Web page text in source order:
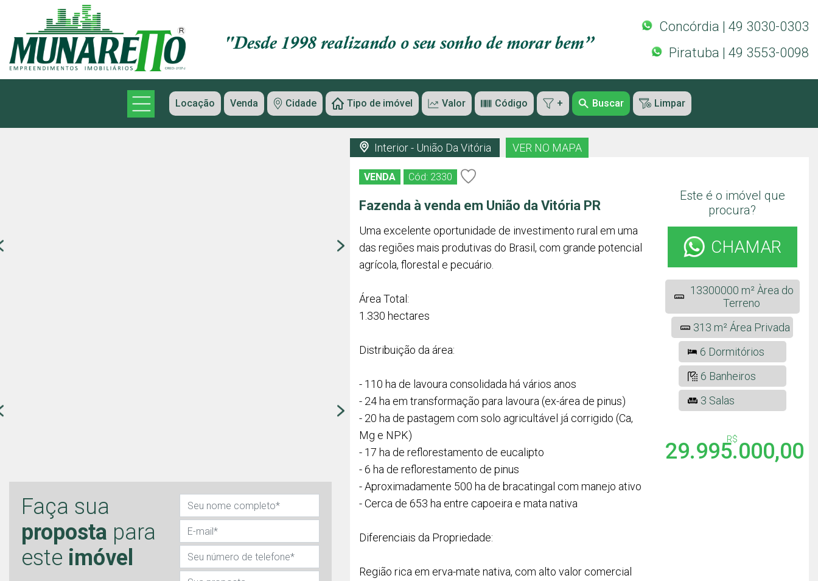
Concórdia | 49 3030-0303
Piratuba | 49 3553-0098
Locação Venda Cidade Tipo de imóvel Valor Código + Buscar Limpar
Faça sua
proposta para
este imóvel
Interior - União Da Vitória VER NO MAPA
VENDA Cód: 2330
Fazenda à venda em União da Vitória PR
Uma excelente oportunidade de investimento rural em uma
das regiões mais produtivas do Brasil, com grande potencial
agrícola, florestal e pecuário.
Área Total:
1.330 hectares
Distribuição da área:
- 110 ha de lavoura consolidada há vários anos
- 24 ha em transformação para lavoura (ex-área de pinus)
- 20 ha de pastagem com solo agricultável já corrigido (Ca,
Mg e NPK)
- 17 ha de reflorestamento de eucalipto
- 6 ha de reflorestamento de pinus
- Aproximadamente 500 ha de bracatingal com manejo ativo
- Cerca de 653 ha entre capoeira e mata nativa
Diferenciais da Propriedade:
Região rica em erva-mate nativa, com alto valor comercial
Este é o imóvel que
procura?
CHAMAR
13300000 m² Àrea do
Terreno
313 m² Área Privada
6 Dormitórios
6 Banheiros
3 Salas
R$
29.995.000,00